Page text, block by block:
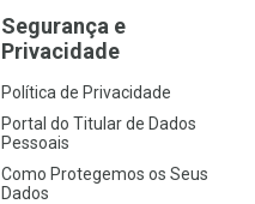
Segurança e
Privacidade
Política de Privacidade
Portal do Titular de Dados
Pessoais
Como Protegemos os Seus
Dados